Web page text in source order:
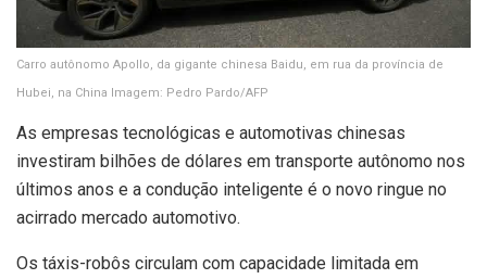
Carro autônomo Apollo, da gigante chinesa Baidu, em rua da província de
Hubei, na China Imagem: Pedro Pardo/AFP
As empresas tecnológicas e automotivas chinesas
investiram bilhões de dólares em transporte autônomo nos
últimos anos e a condução inteligente é o novo ringue no
acirrado mercado automotivo.
Os táxis-robôs circulam com capacidade limitada em